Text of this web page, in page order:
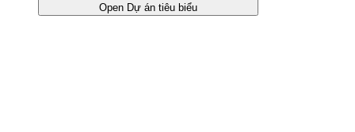
Open Dự án tiêu biểu